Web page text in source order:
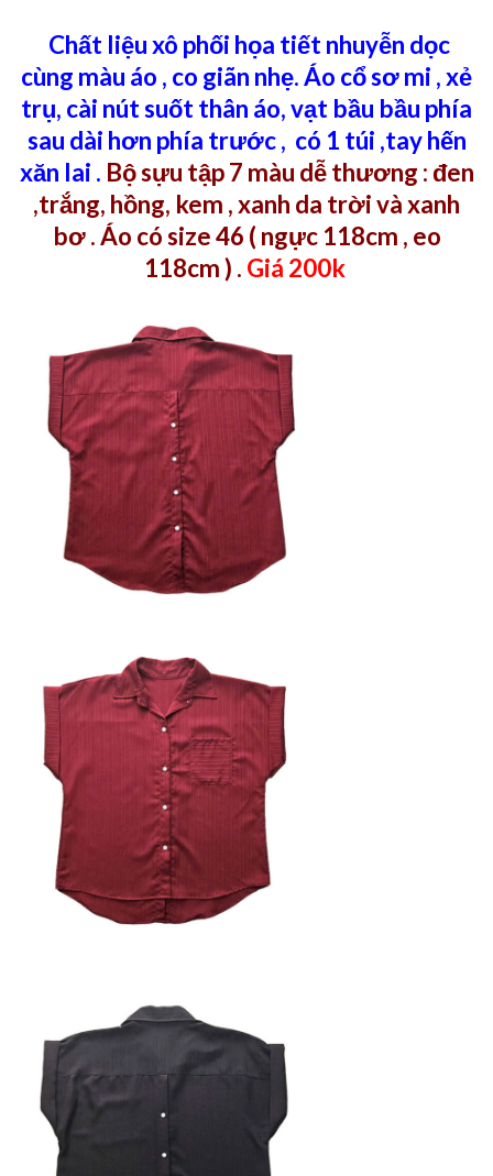
Chất liệu xô phối họa tiết nhuyễn dọc
cùng màu áo , co giãn nhẹ. Áo cổ sơ mi , xẻ
trụ, cài nút suốt thân áo, vạt bầu bầu phía
sau dài hơn phía trước , có 1 túi ,tay hến
xăn lai . Bộ sựu tập 7 màu dễ thương : đen
,trắng, hồng, kem , xanh da trời và xanh
bơ . Áo có size 46 ( ngực 118cm , eo
118cm ) . Giá 200k